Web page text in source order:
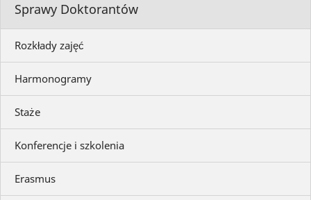
Sprawy Doktorantów
Rozkłady zajęć
Harmonogramy
Staże
Konferencje i szkolenia
Erasmus